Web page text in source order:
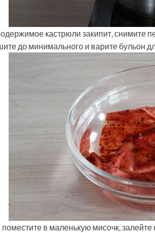
кастрюли закипит, снимите
до минимального и варите бульон
поместите в маленькую мисочк,